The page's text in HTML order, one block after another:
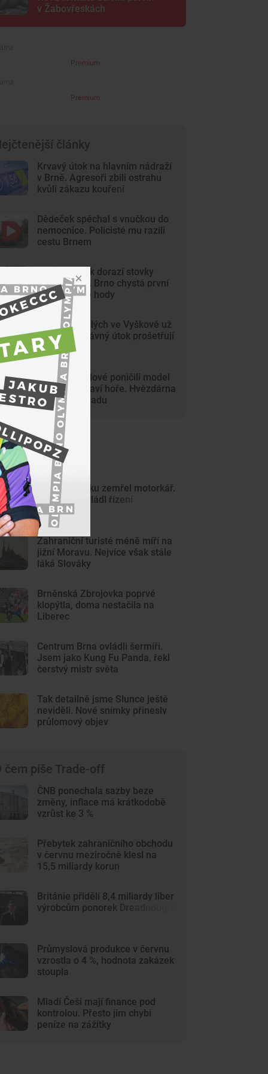
v Žabovřeskách
Premium
Premium
články
Krvavý útok na hlavním nádraží
v Brně. Agresoři zbili ostrahu
kvůli zákazu kouření
Dědeček spěchal s vnučkou do
nemocnice. Policisté mu razili
cestu Brnem
Na Svoboďák dorazí stovky
krojovaných. Brno chystá první
celoměstské hody
Gang nezletilých ve Vyškově už
dořádil. Nedávný útok prošetřují
kriminalisté
Mladí vandalové poničili model
Marsu na Kraví hoře. Hvězdárna
zařídila náhradu
články
Na Znojemsku zemřel motorkář.
Zřejmě nezvládl řízení
Zahraniční turisté méně míří na
jižní Moravu. Nejvíce však stále
láká Slováky
Brněnská Zbrojovka poprvé
klopýtla, doma nestačila na
Liberec
Centrum Brna ovládli šermíři.
Jsem jako Kung Fu Panda, řekl
čerstvý mistr světa
Tak detailně jsme Slunce ještě
neviděli. Nové snímky přinesly
průlomový objev
čem píše Trade-off
ČNB ponechala sazby beze
změny, inflace má krátkodobě
vzrůst ke 3 %
Přebytek zahraničního obchodu
v červnu meziročně klesl na
15,5 miliardy korun
Británie přidělí 8,4 miliardy liber
výrobcům ponorek Dreadnought
Průmyslová produkce v červnu
vzrostla o 4 %, hodnota zakázek
stoupla
Mladí Češi mají finance pod
kontrolou. Přesto jim chybí
peníze na zážitky